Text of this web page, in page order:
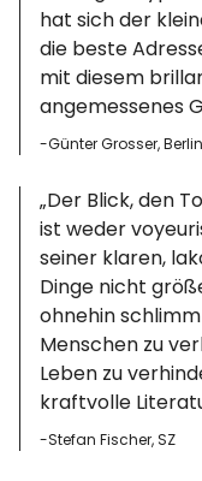
hat sich der
die beste
mit diesem
angemessenes
-Günter Grosser,
„Der Blick, den
ist weder
seiner klaren,
Dinge nicht
ohnehin
Menschen zu
Leben zu
kraftvolle
-Stefan Fischer, SZ